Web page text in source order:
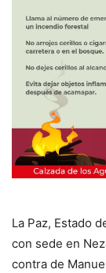
La Paz, Estado
con sede en
contra de